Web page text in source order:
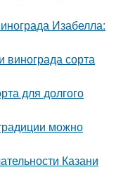
Изабелла:
винограда сорта
для долгого
можно
Казани